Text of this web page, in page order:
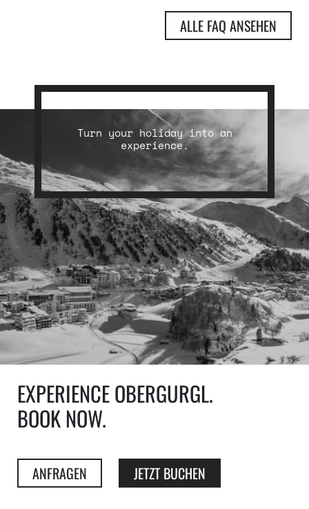
ALLE FAQ ANSEHEN
Turn your holiday into an
experience.
EXPERIENCE OBERGURGL.
BOOK NOW.
ANFRAGEN JETZT BUCHEN